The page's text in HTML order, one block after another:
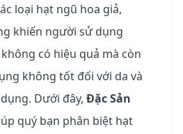
loại hạt ngũ hoa giả,
khiến người sử dụng
có hiệu quả mà còn
không tốt đối với da và
Dưới đây, Đặc Sản
quý bạn phân biệt hạt